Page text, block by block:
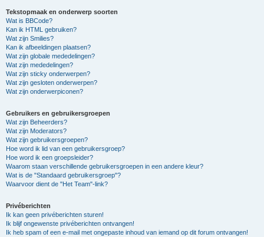
Tekstopmaak en onderwerp soorten
Wat is BBCode?
Kan ik HTML gebruiken?
Wat zijn Smilies?
Kan ik afbeeldingen plaatsen?
Wat zijn globale mededelingen?
Wat zijn mededelingen?
Wat zijn sticky onderwerpen?
Wat zijn gesloten onderwerpen?
Wat zijn onderwerpiconen?
Gebruikers en gebruikersgroepen
Wat zijn Beheerders?
Wat zijn Moderators?
Wat zijn gebruikersgroepen?
Hoe word ik lid van een gebruikersgroep?
Hoe word ik een groepsleider?
Waarom staan verschillende gebruikersgroepen in een andere kleur?
Wat is de "Standaard gebruikersgroep"?
Waarvoor dient de "Het Team"-link?
Privéberichten
Ik kan geen privéberichten sturen!
Ik blijf ongewenste privéberichten ontvangen!
Ik heb spam of een e-mail met ongepaste inhoud van iemand op dit forum ontvangen!